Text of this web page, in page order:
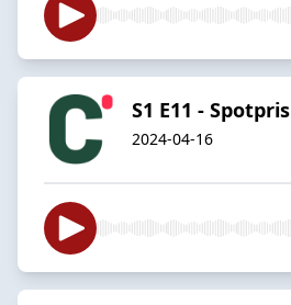
S1 E11 - Spotpris
2024-04-16